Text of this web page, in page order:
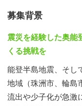
募集背景
震災を経験した奥能
くる挑戦を
能登半島地震、そし
地域（珠洲市、輪島
流出や少子化が急激